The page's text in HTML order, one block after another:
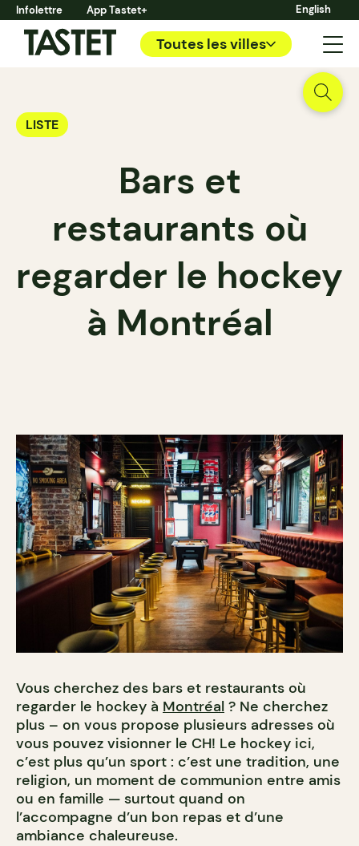
Infolettre App Tastet+ English
Toutes les villes
LISTE
Bars et
restaurants où
regarder le hockey
à Montréal
Vous cherchez des bars et restaurants où
regarder le hockey à Montréal ? Ne cherchez
plus – on vous propose plusieurs adresses où
vous pouvez visionner le CH! Le hockey ici,
c’est plus qu’un sport : c’est une tradition, une
religion, un moment de communion entre amis
ou en famille — surtout quand on
l’accompagne d’un bon repas et d’une
ambiance chaleureuse.